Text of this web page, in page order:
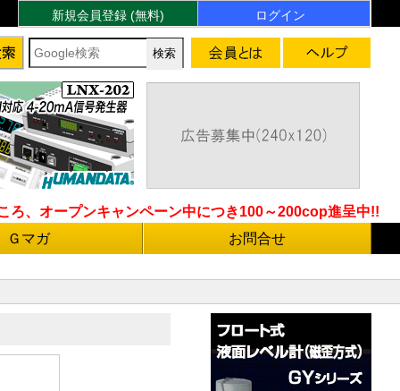
ログイン
新規会員登録 (無料)
ろ、オープンキャンペーン中につき100～200cop進呈中!!
Ｇマガ
お問合せ